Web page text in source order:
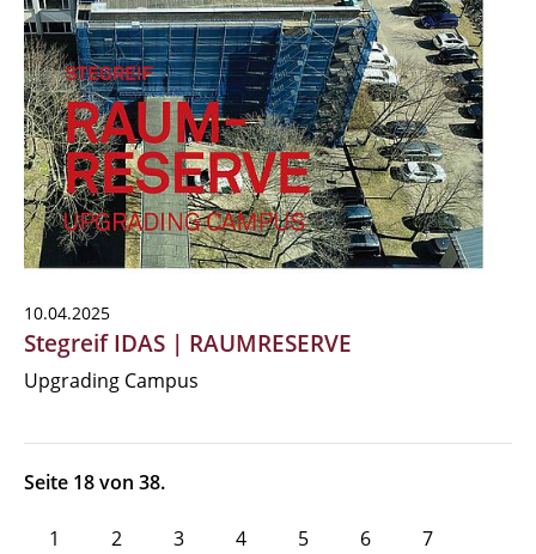
10.04.2025
Stegreif IDAS | RAUMRESERVE
Upgrading Campus
Seite 18 von 38.
1 2 3 4 5 6 7